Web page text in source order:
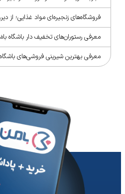
فروشگاه‌‌های زنجیره‌ای مواد غذایی؛ از
معرفی رستوران‌های تخفیف دار باشگاه
معرفی بهترین شیرینی فروشی‌های